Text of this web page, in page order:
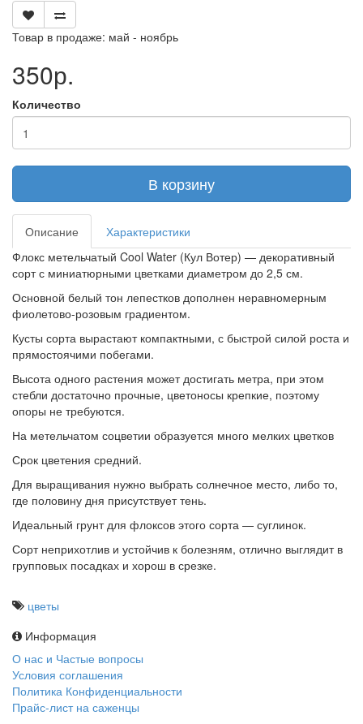
Товар в продаже: май - ноябрь
350р.
Количество
В корзину
Описание
Характеристики
Флокс метельчатый Cool Water (Кул Вотер) — декоративный
сорт с миниатюрными цветками диаметром до 2,5 см.
Основной белый тон лепестков дополнен неравномерным
фиолетово-розовым градиентом.
Кусты сорта вырастают компактными, с быстрой силой роста и
прямостоячими побегами.
Высота одного растения может достигать метра, при этом
стебли достаточно прочные, цветоносы крепкие, поэтому
опоры не требуются.
На метельчатом соцветии образуется много мелких цветков
Срок цветения средний.
Для выращивания нужно выбрать солнечное место, либо то,
где половину дня присутствует тень.
Идеальный грунт для флоксов этого сорта — суглинок.
Сорт неприхотлив и устойчив к болезням, отлично выглядит в
групповых посадках и хорош в срезке.
цветы
Информация
О нас и Частые вопросы
Условия соглашения
Политика Конфиденциальности
Прайс-лист на саженцы